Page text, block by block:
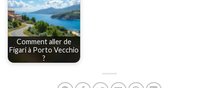
Comment aller de
Figari à Porto Vecchio
?